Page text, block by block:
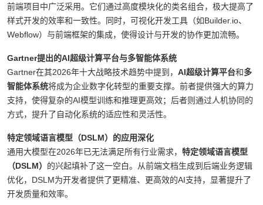
CSS的原子化趋势继续发展，工具链如Tailwind CSS和Wind CSS在
前端项目中广泛采用。它们通过高度模块化的类名组合，极大提高了
样式开发的效率和一致性。同时，可视化开发工具（如Builder.io、
Gartner提出的AI超级计算平台与多智能体系统
Gartner在其2026年十大战略技术趋势中提到，
AI超级计算平台和多
智能体系统将成为企业数字化转型的重要支撑。前者提供强大的算力
支持，使得复杂的AI模型训练和推理更高效；后者则通过人机协同的
特定领域语言模型（DSLM）的应用深化
通用大模型在2026年已无法满足所有行业需求，特定领域语言模型
（DSLM）的兴起填补了这一空白。从前端文档生成到后端业务逻辑
优化，DSLM为开发者提供了更精准、更高效的AI支持，显著提升了